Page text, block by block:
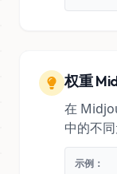
权重
在
中的不
示例：